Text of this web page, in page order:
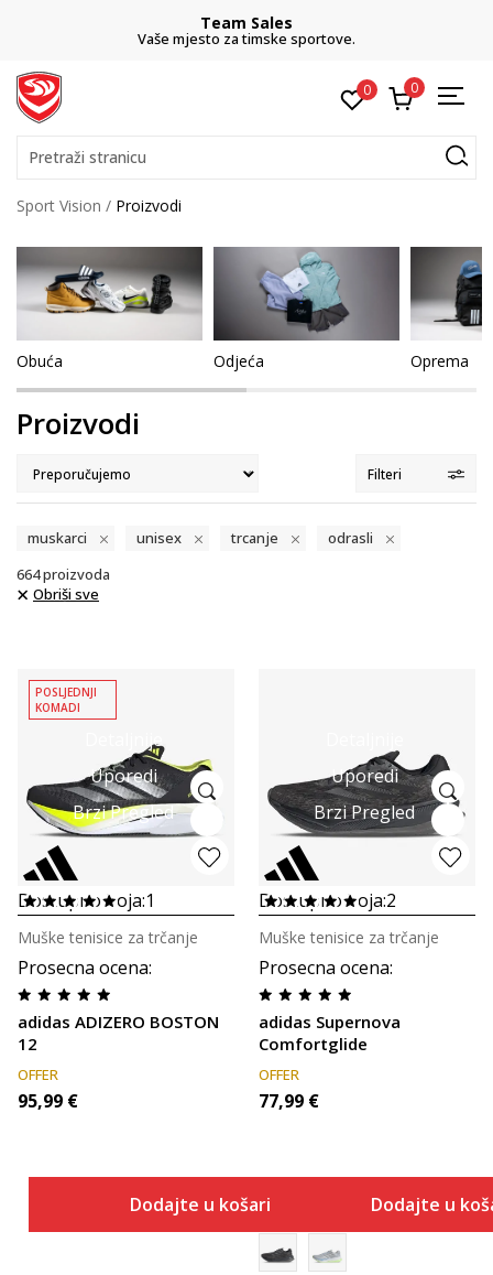
Team Sales
Vaše mjesto za timske sportove.
0 0
Pretraži stranicu
Sport Vision Proizvodi
Obuća Odjeća Oprema
Proizvodi
Filteri
muskarci unisex trcanje
odrasli
664proizvoda
Obriši sve
Detaljnije
Uporedi
Brzi Pregled
POSLJEDNJI
KOMADI
Dostupno boja:1
Prosecna ocena:
adidas ADIZERO BOSTON
12
Muške tenisice za trčanje
OFFER
95,99 €
Dodajte u košaricu
Uporedi
Brzi Pregled
Dostupno boja:2
Prosecna ocena:
adidas Supernova
Comfortglide
Muške tenisice za trčanje
OFFER
77,99 €
Dodajte u